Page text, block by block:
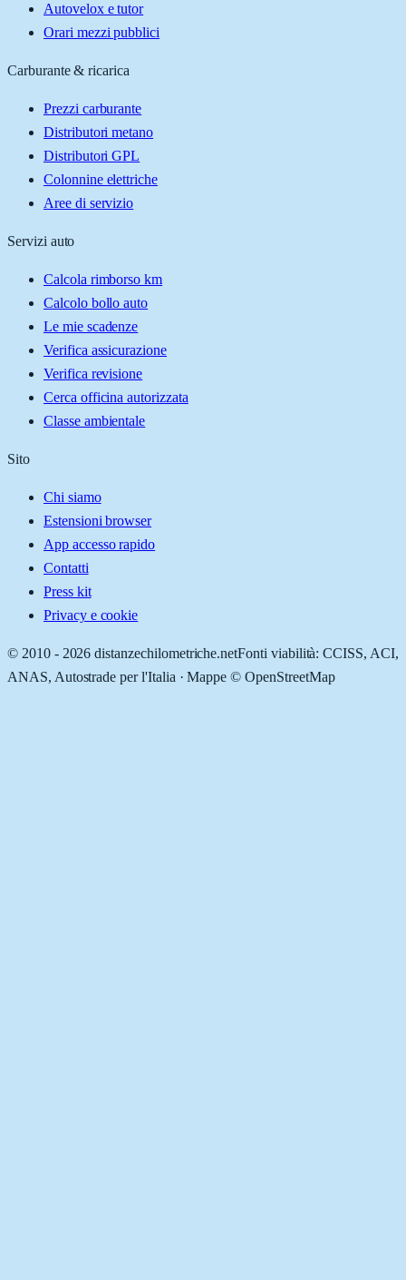
Autovelox e tutor
Orari mezzi pubblici
Carburante & ricarica
Prezzi carburante
Distributori metano
Distributori GPL
Colonnine elettriche
Aree di servizio
Servizi auto
Calcola rimborso km
Calcolo bollo auto
Le mie scadenze
Verifica assicurazione
Verifica revisione
Cerca officina autorizzata
Classe ambientale
Sito
Chi siamo
Estensioni browser
App accesso rapido
Contatti
Press kit
Privacy e cookie
© 2010 - 2026 distanzechilometriche.netFonti viabilità: CCISS, ACI,
ANAS, Autostrade per l'Italia · Mappe © OpenStreetMap